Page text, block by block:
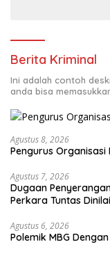
Berita Kriminal
Ini adalah contoh
anda bisa
Agustus 8, 2026
Pengurus Organisasi
Agustus 7, 2026
Dugaan
Perkara Tuntas
Agustus 6, 2026
Polemik MBG